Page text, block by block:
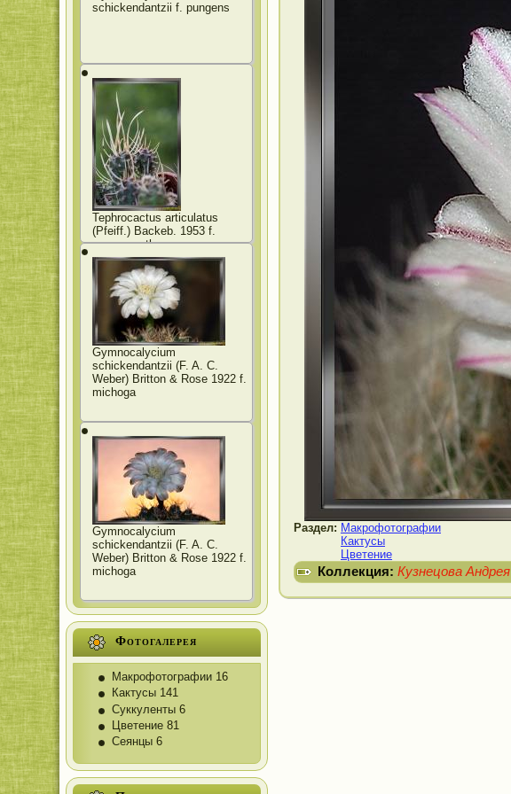
schickendantzii f. pungens
Tephrocactus articulatus
(Pfeiff.) Backeb. 1953 f.
papyracanthus
Gymnocalycium
schickendantzii (F. A. C.
Weber) Britton & Rose 1922 f.
michoga
Gymnocalycium
schickendantzii (F. A. C.
Weber) Britton & Rose 1922 f.
michoga
Фотогалерея
Макрофотографии 16
Кактусы 141
Суккуленты 6
Цветение 81
Сеянцы 6
Раздел: Макрофотографии
Кактусы
Цветение
Коллекция: Кузнецова Андрея